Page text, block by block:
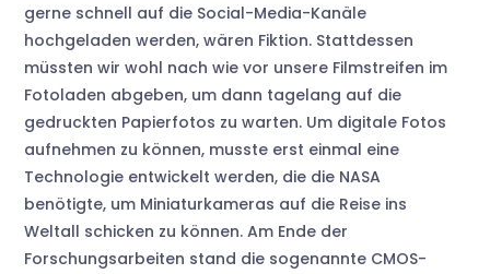
gerne schnell auf die Social-Media-Kanäle
hochgeladen werden, wären Fiktion. Stattdessen
müssten wir wohl nach wie vor unsere Filmstreifen im
Fotoladen abgeben, um dann tagelang auf die
gedruckten Papierfotos zu warten. Um digitale Fotos
aufnehmen zu können, musste erst einmal eine
Technologie entwickelt werden, die die NASA
benötigte, um Miniaturkameras auf die Reise ins
Weltall schicken zu können. Am Ende der
Forschungsarbeiten stand die sogenannte CMOS-